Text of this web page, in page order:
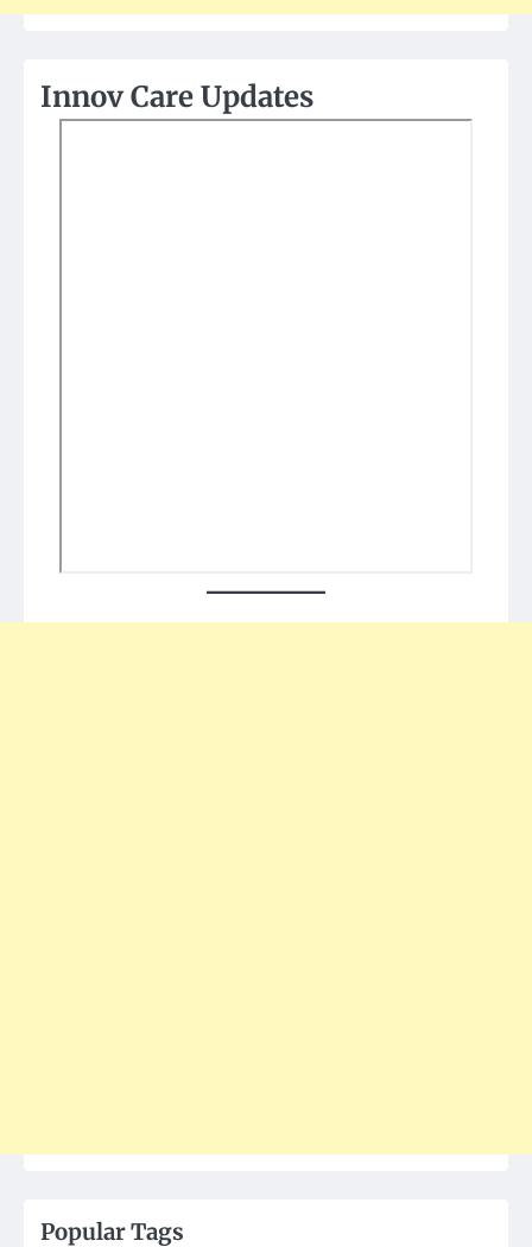
Innov Care Updates
Popular Tags